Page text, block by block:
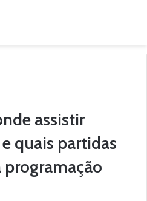
assistir
quais partidas